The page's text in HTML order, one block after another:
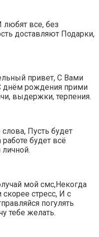
любят все, без
доставляют Подарки,
привет, С Вами
днём рождения прими
выдержки, терпения.
Пусть будет
будет всё
мой смс,Некогда
стресс, И с
погулять
тебе желать.